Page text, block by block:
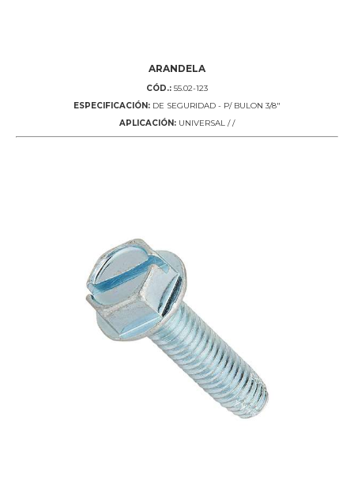
ARANDELA
CÓD.: 55.02-123
ESPECIFICACIÓN: DE SEGURIDAD - P/ BULON 3/8"
APLICACIÓN: UNIVERSAL / /